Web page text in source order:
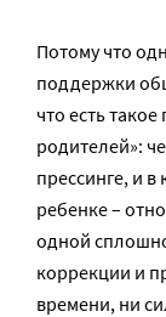
Потому что
поддержки
что есть
родителей»:
прессинге, и в
ребенке –
одной
коррекции и
времени, ни